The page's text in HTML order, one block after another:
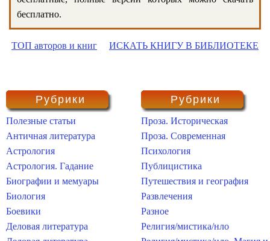
бесплатно.
ТОП авторов и книг ИСКАТЬ КНИГУ В БИБЛИОТЕКЕ
Рубрики
Полезные статьи
Античная литература
Астрология
Астрология. Гадание
Биографии и мемуары
Биология
Боевики
Деловая литература
Рубрики
Проза. Историческая
Проза. Современная
Психология
Публицистика
Путешествия и география
Развлечения
Разное
Религия/мистика/нло